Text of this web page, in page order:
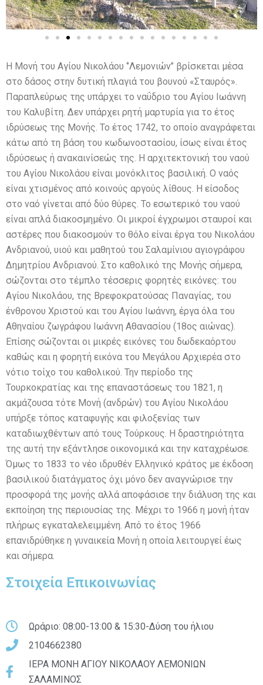
Η Μονή του Αγίου Νικολάου ‘’Λεμονιών’’ βρίσκεται μέσα
στο δάσος στην δυτική πλαγιά του βουνού «Σταυρός».
Παραπλεύρως της υπάρχει το ναΰδριο του Αγίου Ιωάννη
του Καλυβίτη. Δεν υπάρχει ρητή μαρτυρία για το έτος
ιδρύσεως της Μονής. Το έτος 1742, το οποίο αναγράφεται
κάτω από τη βάση του κωδωνοστασίου, ίσως είναι έτος
ιδρύσεως ή ανακαινίσεώς της. Η αρχιτεκτονική του ναού
του Αγίου Νικολάου είναι μονόκλιτος βασιλική. Ο ναός
είναι χτισμένος από κοινούς αργούς λίθους. Η είσοδος
στο ναό γίνεται από δύο θύρες. Το εσωτερικό του ναού
είναι απλά διακοσμημένο. Οι μικροί έγχρωμοι σταυροί και
αστέρες που διακοσμούν το θόλο είναι έργα του Νικολάου
Ανδριανού, υιού και μαθητού του Σαλαμίνιου αγιογράφου
Δημητρίου Ανδριανού. Στο καθολικό της Μονής σήμερα,
σώζονται στο τέμπλο τέσσερις φορητές εικόνες: του
Αγίου Νικολάου, της Βρεφοκρατούσας Παναγίας, του
ένθρονου Χριστού και του Αγίου Ιωάννη, έργα όλα του
Αθηναίου ζωγράφου Ιωάννη Αθανασίου (18ος αιώνας).
Επίσης σώζονται οι μικρές εικόνες του δωδεκαόρτου
καθώς και η φορητή εικόνα του Μεγάλου Αρχιερέα στο
νότιο τοίχο του καθολικού. Την περίοδο της
Τουρκοκρατίας και της επαναστάσεως του 1821, η
ακμάζουσα τότε Μονή (ανδρών) του Αγίου Νικολάου
υπήρξε τόπος καταφυγής και φιλοξενίας των
καταδιωχθέντων από τους Τούρκους. Η δραστηριότητα
της αυτή την εξάντλησε οικονομικά και την καταχρέωσε.
Όμως το 1833 το νέο ιδρυθέν Ελληνικό κράτος με έκδοση
βασιλικού διατάγματος όχι μόνο δεν αναγνώρισε την
προσφορά της μονής αλλά αποφάσισε την διάλυση της και
εκποίηση της περιουσίας της. Μέχρι το 1966 η μονή ήταν
πλήρως εγκαταλελειμμένη. Από το έτος 1966
επανιδρύθηκε η γυναικεία Μονή η οποία λειτουργεί έως
και σήμερα.
Στοιχεία Επικοινωνίας
Ωράριο: 08:00-13:00 & 15:30-Δύση του ήλιου
2104662380
ΙΕΡΑ ΜΟΝΗ ΑΓΙΟΥ ΝΙΚΟΛΑΟΥ ΛΕΜΟΝΙΩΝ
ΣΑΛΑΜΙΝΟΣ